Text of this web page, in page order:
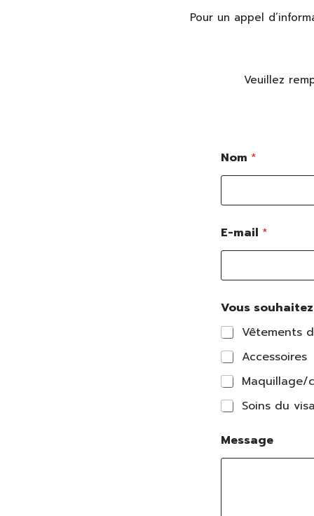
Pour un appel
Veuillez
Nom *
E-mail *
Vous
Vêtements
Accessoires
Maquillage/
Soins du
Message